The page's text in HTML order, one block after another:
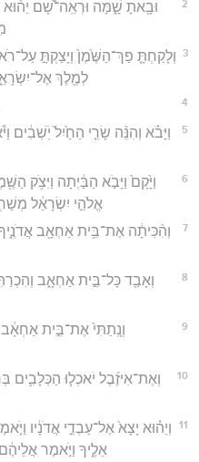
2
וּבָ֖אתָ שָׁ֑מָּה וּרְאֵֽה־שָׁ֠ם יֵה֨וּא
3
וְלָקַחְתָּ֤ פַךְ־הַשֶּׁ֙מֶן֙ וְיָצַקְתָּ֣
לְמֶ֖לֶךְ
4
5
וַיָּבֹ֗א וְהִנֵּ֨ה שָׂרֵ֤י הַחַ֙יִל֙ יֹֽשְׁבִ֔ים
6
וַיָּ֙קָם֙ וַיָּבֹ֣א הַבַּ֔יְתָה וַיִּצֹ֥ק
אֱלֹהֵ֣י יִשְׂרָאֵ֔ל
7
וְהִ֨כִּיתָ֔ה אֶת־בֵּ֥ית אַחְאָ֖ב
8
וְאָבַ֖ד כָּל־בֵּ֣ית אַחְאָ֑ב
9
וְנָֽתַתִּי֙ אֶת־בֵּ֣ית
10
וְאֶת־אִיזֶ֜בֶל יֹאכְל֧וּ הַכְּלָבִ֛ים
11
וְיֵה֗וּא יָצָא֙ אֶל־עַבְדֵ֣י אֲדֹנָ֔יו
אֵלֶ֑יךָ וַיֹּ֣אמֶר